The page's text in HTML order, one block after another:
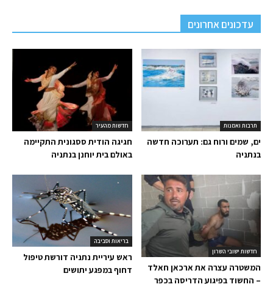
עדכונים אחרונים
חדשות מהעיר
חגיגה הודית ססגונית התקיימה
באולם בית יוחנן בנתניה
תרבות ואמנות
ים, שמים ורוח גם: תערוכה חדשה
בנתניה
בריאות וסביבה
ראש עיריית נתניה דורשת טיפול
דחוף במפגע יתושים
חדשות ישובי השרון
המשטרה עצרה את ארכאן חאלד
– החשוד בפיגוע הדריסה בכפר